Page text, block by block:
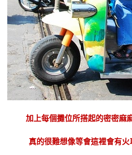
加上每個攤位所搭起的密密麻
真的很難想像等會這裡會有